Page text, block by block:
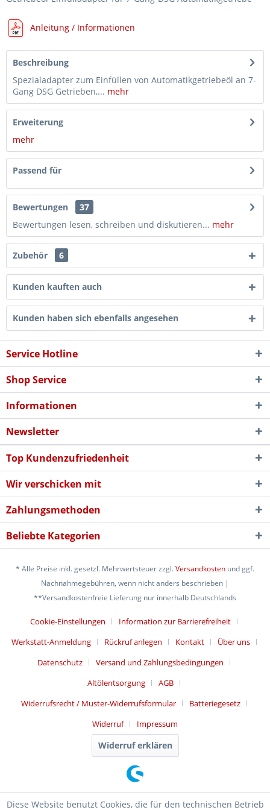
Anleitung / Informationen
Beschreibung
Spezialadapter zum Einfüllen von Automatikgetriebeöl an 7-
Gang DSG Getrieben,... mehr
Erweiterung
mehr
Passend für
Bewertungen
37
Bewertungen lesen, schreiben und diskutieren... mehr
Zubehör 6
Kunden kauften auch
Kunden haben sich ebenfalls angesehen
Service Hotline
Shop Service
Informationen
Newsletter
Top Kundenzufriedenheit
Wir verschicken mit
Zahlungsmethoden
Beliebte Kategorien
* Alle Preise inkl. gesetzl. Mehrwertsteuer zzgl.Versandkosten und ggf.
Nachnahmegebühren, wenn nicht anders beschrieben |
**Versandkostenfreie Lieferung nur innerhalb Deutschlands
Cookie-Einstellungen
Information zur Barrierefreiheit
Werkstatt-Anmeldung
Rückruf anlegen Kontakt
Über uns
Datenschutz
Versand und Zahlungsbedingungen
Altölentsorgung
AGB
Widerrufsrecht / Muster-Widerrufsformular
Batteriegesetz
Widerruf
Impressum
Widerruf erklären
Diese Website benutzt Cookies, die für den technischen Betrieb